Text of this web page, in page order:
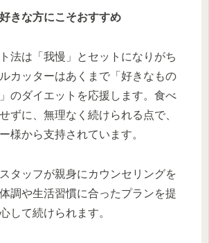
きな方にこそおすすめ
法は「我慢」とセットになりがち
カッターはあくまで「好きなもの
のダイエットを応援します。食べ
ずに、無理なく続けられる点で、
様から支持されています。
タッフが親身にカウンセリングを
調や生活習慣に合ったプランを提
して続けられます。